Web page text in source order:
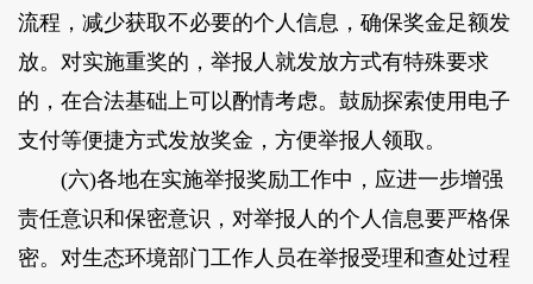
流程，减少获取不必要的个人信息，确保奖金足额发
放。对实施重奖的，举报人就发放方式有特殊要求
的，在合法基础上可以酌情考虑。鼓励探索使用电子
支付等便捷方式发放奖金，方便举报人领取。
(六)各地在实施举报奖励工作中，应进一步增强
责任意识和保密意识，对举报人的个人信息要严格保
密。对生态环境部门工作人员在举报受理和查处过程